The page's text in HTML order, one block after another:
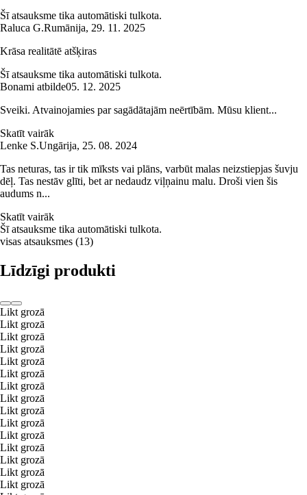
Šī atsauksme tika automātiski tulkota.
Raluca G.Rumānija, 29. 11. 2025
Krāsa realitātē atšķiras
Šī atsauksme tika automātiski tulkota.
Bonami atbilde05. 12. 2025
Sveiki. Atvainojamies par sagādātajām neērtībām. Mūsu klient...
Skatīt vairāk
Lenke S.Ungārija, 25. 08. 2024
Tas neturas, tas ir tik mīksts vai plāns, varbūt malas neizstiepjas šuvju
dēļ. Tas nestāv glīti, bet ar nedaudz viļņainu malu. Droši vien šis
audums n...
Skatīt vairāk
Šī atsauksme tika automātiski tulkota.
visas atsauksmes (13)
Līdzīgi produkti
Likt grozā
Likt grozā
Likt grozā
Likt grozā
Likt grozā
Likt grozā
Likt grozā
Likt grozā
Likt grozā
Likt grozā
Likt grozā
Likt grozā
Likt grozā
Likt grozā
Likt grozā